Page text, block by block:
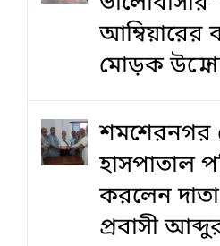
আম্বিয়ারের
মোড়ক
শমশেরনগর
হাসপাতাল
করলেন
প্রবাসী